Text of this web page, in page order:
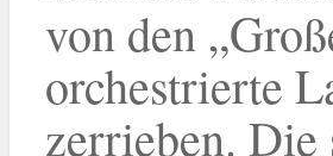
von den
orchestrierte
zerrieben.